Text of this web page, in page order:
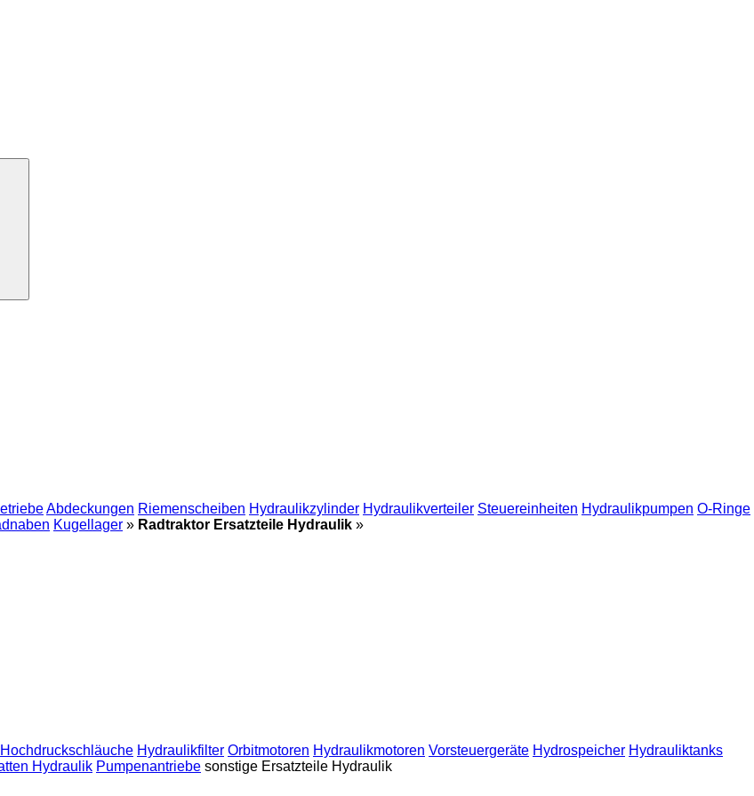
Abdeckungen Riemenscheiben Hydraulikzylinder Hydraulikverteiler Steuereinheiten Hydraulikpumpen O-Ringe
Kugellager » Radtraktor Ersatzteile Hydraulik »
Hochdruckschläuche Hydraulikfilter Orbitmotoren Hydraulikmotoren Vorsteuergeräte Hydrospeicher Hydrauliktanks
Hydraulik Pumpenantriebe sonstige Ersatzteile Hydraulik